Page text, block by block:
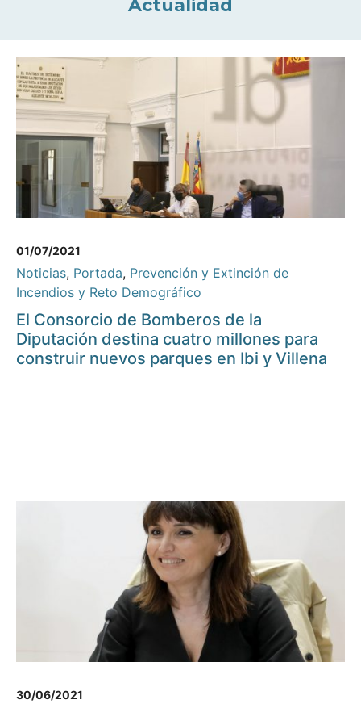
Actualidad
01/07/2021
Noticias, Portada, Prevención y Extinción de
Incendios y Reto Demográfico
El Consorcio de Bomberos de la
Diputación destina cuatro millones para
construir nuevos parques en Ibi y Villena
30/06/2021